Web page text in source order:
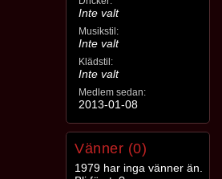
Inte valt
Musikstil:
Inte valt
Klädstil:
Inte valt
Medlem sedan:
2013-01-08
Vänner (0)
1979 har inga vänner än.